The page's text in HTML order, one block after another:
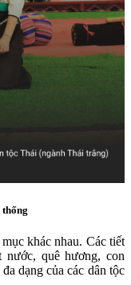
khác nhau. Các tiết
nước, quê hương, con
dạng của các dân tộc